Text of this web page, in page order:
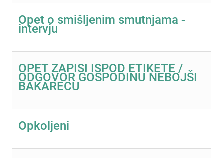
Opet o smišljenim smutnjama -
intervju
OPET ZAPISI ISPOD ETIKETE /
ODGOVOR GOSPODINU NEBOJŠI
BAKARECU
Opkoljeni